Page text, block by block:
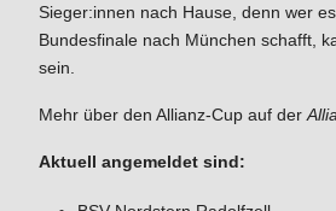
Sieger:innen nach Hause, denn wer
Bundesfinale nach München schafft,
sein.
Mehr über den Allianz-Cup auf der
Aktuell angemeldet sind: